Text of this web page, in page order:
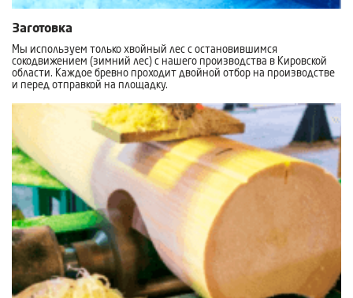
Заготовка
Мы используем только хвойный лес с остановившимся
сокодвижением (зимний лес) с нашего производства в Кировской
области. Каждое бревно проходит двойной отбор на производстве
и перед отправкой на площадку.